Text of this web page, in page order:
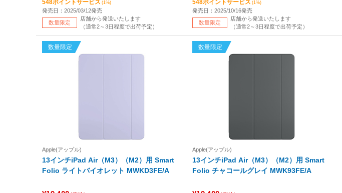
548ポイントサービス (1%)
発売日：2025/03/12発売
数量限定
店舗から発送いたします
（通常2～3日程度で出荷予定）
548ポイントサービス (1%)
発売日：2025/10/16発売
数量限定
店舗から発送いたします
（通常2～3日程度で出荷予定）
数量限定
Apple(アップル)
13インチiPad Air（M3）（M2）用 Smart
Folio ライトバイオレット MWKD3FE/A
数量限定
Apple(アップル)
13インチiPad Air（M3）（M2）用 Smart
Folio チャコールグレイ MWK93FE/A